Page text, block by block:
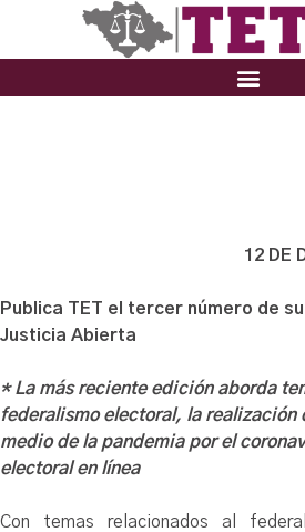
12 DE
Publica TET el tercer número de
Justicia Abierta
* La más reciente edición aborda
federalismo electoral, la realización
medio de la pandemia por el
electoral en línea
Con temas relacionados al